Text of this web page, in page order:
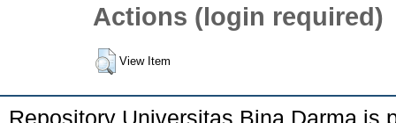
Actions (login required)
View Item
Repository Universitas Bina Darma is